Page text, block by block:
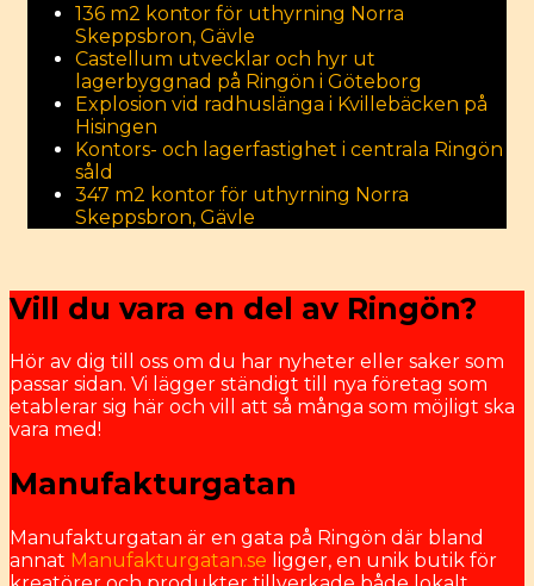
136 m2 kontor för uthyrning Norra
Skeppsbron, Gävle
Castellum utvecklar och hyr ut
lagerbyggnad på Ringön i Göteborg
Explosion vid radhuslänga i Kvillebäcken på
Hisingen
Kontors- och lagerfastighet i centrala Ringön
såld
347 m2 kontor för uthyrning Norra
Skeppsbron, Gävle
Vill du vara en del av Ringön?
Hör av dig till oss om du har nyheter eller saker som
passar sidan. Vi lägger ständigt till nya företag som
etablerar sig här och vill att så många som möjligt ska
vara med!
Manufakturgatan
Manufakturgatan är en gata på Ringön där bland
annat Manufakturgatan.se ligger, en unik butik för